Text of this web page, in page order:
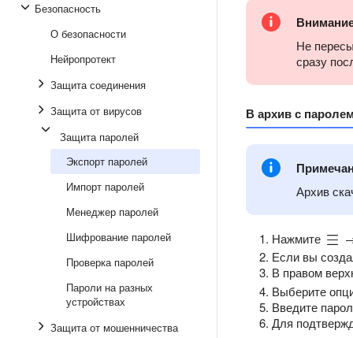
Безопасность
О безопасности
Нейропротект
Защита соединения
Защита от вирусов
Защита паролей
Экспорт паролей
Импорт паролей
Менеджер паролей
Шифрование паролей
Проверка паролей
Пароли на разных
устройствах
Защита от мошенничества
Не
сразу
В архив с
Архив
Нажмите
Если вы
В правом
Выберите
Введите
Для